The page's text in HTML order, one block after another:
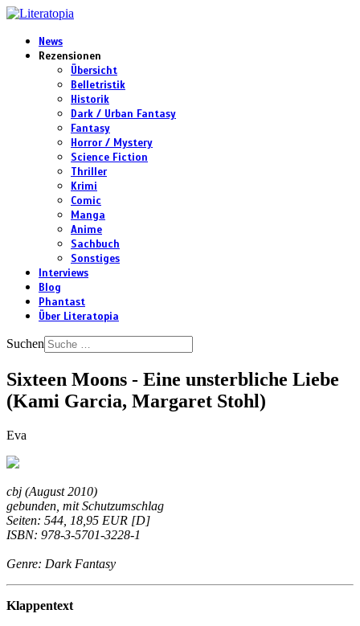
News
Rezensionen
Übersicht
Belletristik
Historik
Dark / Urban Fantasy
Fantasy
Horror / Mystery
Science Fiction
Thriller
Krimi
Comic
Manga
Anime
Sachbuch
Sonstiges
Interviews
Blog
Phantast
Über Literatopia
Suchen
Sixteen Moons - Eine unsterbliche Liebe
(Kami Garcia, Margaret Stohl)
Eva
cbj (August 2010)
gebunden, mit Schutzumschlag
Seiten: 544, 18,95 EUR [D]
ISBN: 978-3-5701-3228-1
Genre: Dark Fantasy
Klappentext